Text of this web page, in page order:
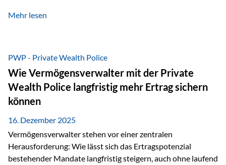
beeindruckendes Panorama, sondern auch etwas, das im
verschneiter Landschaft, bei feinem Essen, guter Musik und
einer entspannten…
Mehr lesen
PWP - Private Wealth Police
Wie Vermögensverwalter mit der Private
Wealth Police langfristig mehr Ertrag sichern
können
16. Dezember 2025
Vermögensverwalter stehen vor einer zentralen
Herausforderung: Wie lässt sich das Ertragspotenzial
bestehender Mandate langfristig steigern, auch ohne laufend